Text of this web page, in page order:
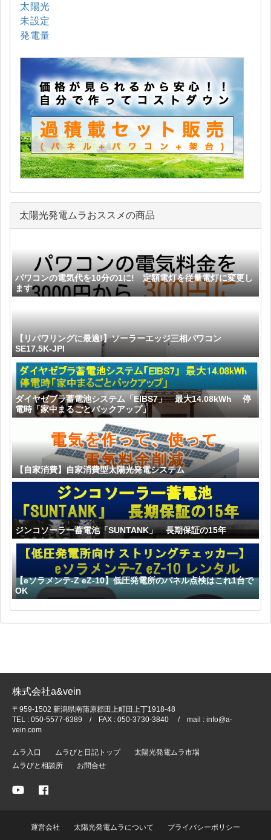
太陽光
未設定
発電量
太陽光発電ムラおススメの商品
パワコンの電気代を10分の1に! 定額電灯を従量電灯に変更し
ます
【リパワリングに最適!】ソーラーエッジ三相パワコン
SE17.5K-JPI
ダイヤゼブラ蓄電池システム「EIBS7」 最大14.08kWh 停
電時「家中まるごとバックアップ」
【自家消費】自家消費型太陽光発電システム
ジンコソーラー蓄電池「SUNTANK」 長期保証の15年
【eソラメンテ-Z eZ-10】低圧発電所のパネル点検はこれ1台で
OK
株式会社a&vein
〒959-1502 新潟県南蒲原郡田上町田上丁1918-48
TEL : 050-5577-6389 / FAX : 050-3730-3840 / mail : info@a-
vein.com
ムラ入口 ムラびと日記トップ
太陽光発電ムラ市場
ムラびと相談所
お問合せ
運営会社 太陽光発電ムラについて プライバシーポリシー